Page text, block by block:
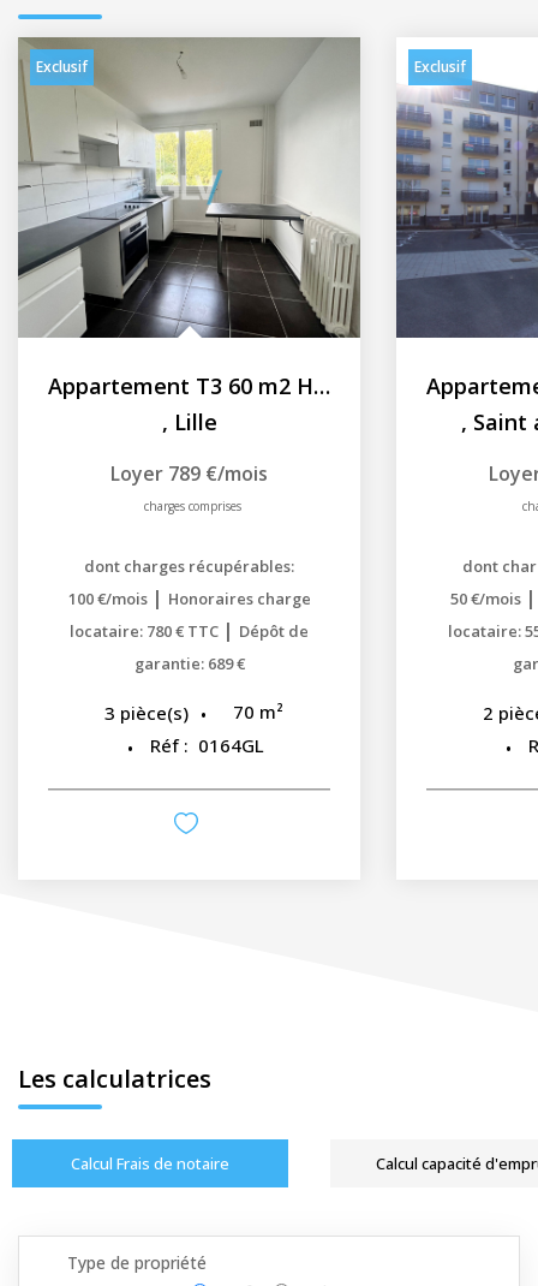
Exclusif
Appartement T3 60 m2 Hellemmes Lille
, Lille
Loyer 789 €/mois
charges comprises
dont charges récupérables:
100 €/mois | Honoraires charge
locataire: 780 € TTC | Dépôt de
garantie: 689 €
3 pièce(s) 70 m²
Réf : 0164GL
Exclusif
, Saint
dont
50 €/mois
locataire:
2
Les calculatrices
Calcul Frais de notaire Calcul capacité